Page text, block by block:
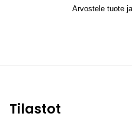
Arvostele tuote
Tilastot